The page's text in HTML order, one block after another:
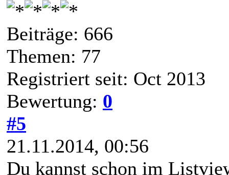
Beiträge: 666
Themen: 77
Registriert seit: Oct 2013
Bewertung: 0
#5
21.11.2014, 00:56
Du kannst schon im